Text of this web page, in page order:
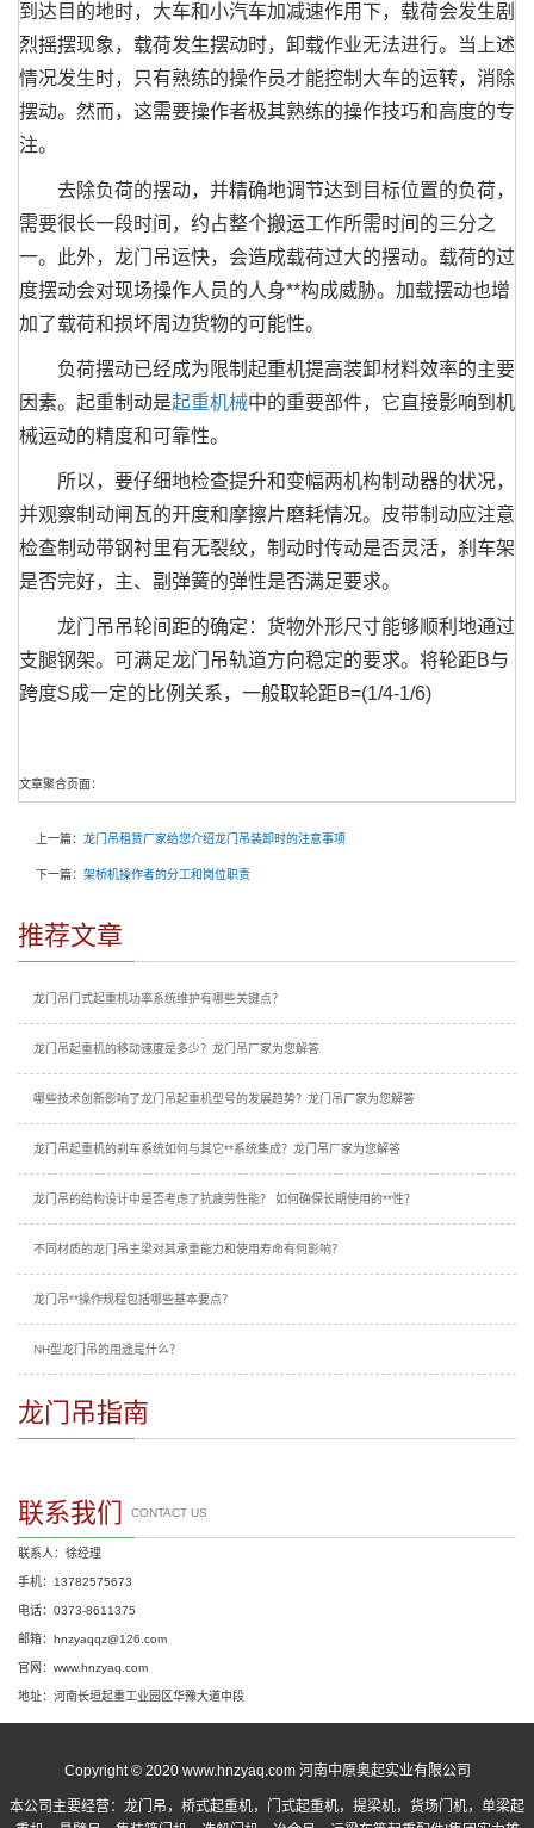
到达目的地时，大车和小汽车加减速作用下，载荷会发生剧
烈摇摆现象，载荷发生摆动时，卸载作业无法进行。当上述
情况发生时，只有熟练的操作员才能控制大车的运转，消除
摆动。然而，这需要操作者极其熟练的操作技巧和高度的专
注。
去除负荷的摆动，并精确地调节达到目标位置的负荷，
需要很长一段时间，约占整个搬运工作所需时间的三分之
一。此外，龙门吊运快，会造成载荷过大的摆动。载荷的过
度摆动会对现场操作人员的人身**构成威胁。加载摆动也增
加了载荷和损坏周边货物的可能性。
负荷摆动已经成为限制起重机提高装卸材料效率的主要
因素。起重制动是起重机械中的重要部件，它直接影响到机
械运动的精度和可靠性。
所以，要仔细地检查提升和变幅两机构制动器的状况，
并观察制动闸瓦的开度和摩擦片磨耗情况。皮带制动应注意
检查制动带钢衬里有无裂纹，制动时传动是否灵活，刹车架
是否完好，主、副弹簧的弹性是否满足要求。
龙门吊吊轮间距的确定：货物外形尺寸能够顺利地通过
支腿钢架。可满足龙门吊轨道方向稳定的要求。将轮距B与
跨度S成一定的比例关系，一般取轮距B=(1/4-1/6)
文章聚合页面：
上一篇： 龙门吊租赁厂家给您介绍龙门吊装卸时的注意事项
下一篇： 架桥机操作者的分工和岗位职责
推荐文章
龙门吊门式起重机功率系统维护有哪些关键点？
龙门吊起重机的移动速度是多少？龙门吊厂家为您解答
哪些技术创新影响了龙门吊起重机型号的发展趋势？龙门吊厂家为您解答
龙门吊起重机的刹车系统如何与其它**系统集成？龙门吊厂家为您解答
龙门吊的结构设计中是否考虑了抗疲劳性能？ 如何确保长期使用的**性？
不同材质的龙门吊主梁对其承重能力和使用寿命有何影响？
龙门吊**操作规程包括哪些基本要点？
NH型龙门吊的用途是什么？
龙门吊指南
联系我们 CONTACT US
联系人：徐经理
手机：13782575673
电话：0373-8611375
邮箱：hnzyaqqz@126.com
官网：www.hnzyaq.com
地址：河南长垣起重工业园区华豫大道中段
Copyright © 2020 www.hnzyaq.com 河南中原奥起实业有限公司
本公司主要经营： 龙门吊 ， 桥式起重机， 门式起重机，提梁机，货场门机，单梁起